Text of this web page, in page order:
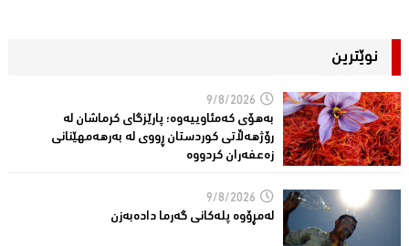
نوێترین
9/8/2026
بەهۆی کەمئاوییەوە؛ پارێزگاى کرماشان لە
رۆژهەڵاتى کوردستان ڕووى لە بەرهەمهێنانى
زەعفەران کردووە
9/8/2026
له‌مڕۆوه‌ پله‌كانی گه‌رما داده‌به‌زن